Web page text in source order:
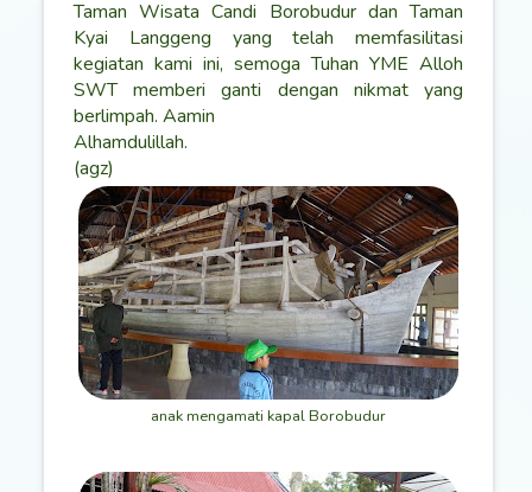
Taman Wisata Candi Borobudur dan Taman
Kyai Langgeng yang telah memfasilitasi
kegiatan kami ini, semoga Tuhan YME Alloh
SWT memberi ganti dengan nikmat yang
berlimpah. Aamin
Alhamdulillah.
(agz)
anak mengamati kapal Borobudur